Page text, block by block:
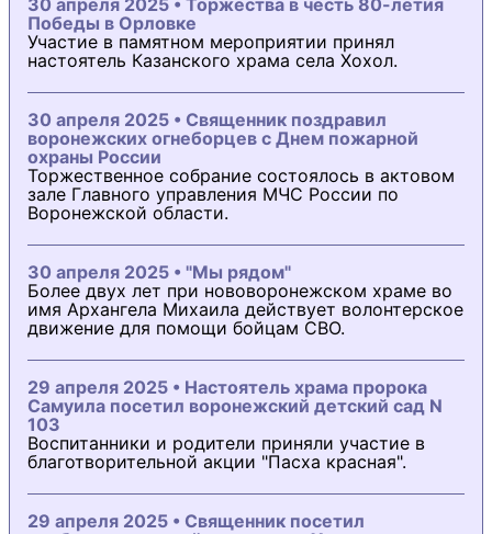
30 апреля 2025 • Торжества в честь 80-летия
Победы в Орловке
Участие в памятном мероприятии принял
настоятель Казанского храма села Хохол.
30 апреля 2025 • Священник поздравил
воронежских огнеборцев с Днем пожарной
охраны России
Торжественное собрание состоялось в актовом
зале Главного управления МЧС России по
Воронежской области.
30 апреля 2025 • "Мы рядом"
Более двух лет при нововоронежском храме во
имя Архангела Михаила действует волонтерское
движение для помощи бойцам СВО.
29 апреля 2025 • Настоятель храма пророка
Самуила посетил воронежский детский сад N
103
Воспитанники и родители приняли участие в
благотворительной акции "Пасха красная".
29 апреля 2025 • Священник посетил